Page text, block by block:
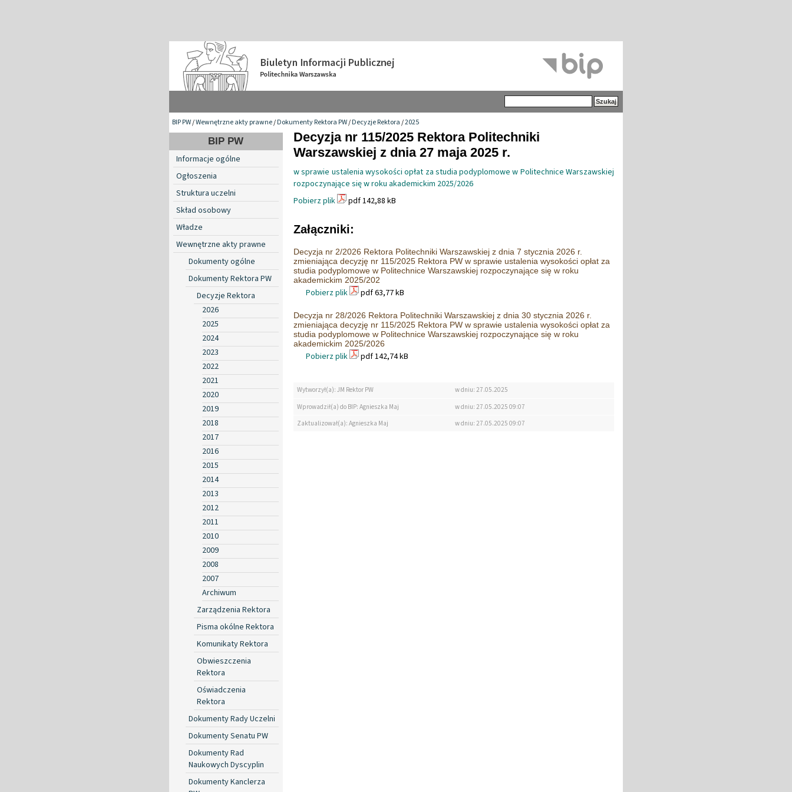
BIP PW/Wewnętrzne akty prawne/Dokumenty Rektora PW/Decyzje Rektora/2025
BIP PW
Informacje ogólne
Ogłoszenia
Struktura uczelni
Skład osobowy
Władze
Wewnętrzne akty prawne
Dokumenty ogólne
Dokumenty Rektora PW
Decyzje Rektora
2026
2025
2024
2023
2022
2021
2020
2019
2018
2017
2016
2015
2014
2013
2012
2011
2010
2009
2008
2007
Archiwum
Zarządzenia Rektora
Pisma okólne Rektora
Komunikaty Rektora
Obwieszczenia
Rektora
Oświadczenia
Rektora
Dokumenty Rady Uczelni
Dokumenty Senatu PW
Dokumenty Rad
Naukowych Dyscyplin
Dokumenty Kanclerza
Decyzja nr 115/2025 Rektora Politechniki
Warszawskiej z dnia 27 maja 2025 r.
w sprawie ustalenia wysokości opłat za studia podyplomowe w Politechnice Warszawskiej
rozpoczynające się w roku akademickim 2025/2026
Pobierz plik
pdf 142,88 kB
Załączniki:
Decyzja nr 2/2026 Rektora Politechniki Warszawskiej z dnia 7 stycznia 2026 r.
zmieniająca decyzję nr 115/2025 Rektora PW w sprawie ustalenia wysokości opłat za
studia podyplomowe w Politechnice Warszawskiej rozpoczynające się w roku
akademickim 2025/202
Pobierz plik pdf 63,77 kB
Decyzja nr 28/2026 Rektora Politechniki Warszawskiej z dnia 30 stycznia 2026 r.
zmieniająca decyzję nr 115/2025 Rektora PW w sprawie ustalenia wysokości opłat za
studia podyplomowe w Politechnice Warszawskiej rozpoczynające się w roku
akademickim 2025/2026
Pobierz plik pdf 142,74 kB
Wytworzył(a): JM Rektor PW
w dniu: 27.05.2025
Wprowadził(a) do BIP: Agnieszka Maj
w dniu: 27.05.2025 09:07
Zaktualizował(a): Agnieszka Maj
w dniu: 27.05.2025 09:07